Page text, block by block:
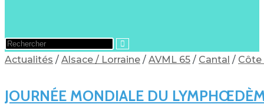
Actualités / Alsace / Lorraine / AVML 65 / Cantal / Côte
JOURNÉE MONDIALE DU